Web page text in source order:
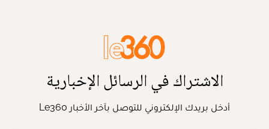
الاشتراك في الرسائل الإخبارية
أدخل بريدك الإلكتروني للتوصل بآخر الأخبار Le360